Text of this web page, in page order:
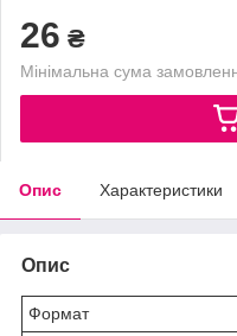
26 ₴
Мінімальна сума
Опис Характеристики
Опис
Формат